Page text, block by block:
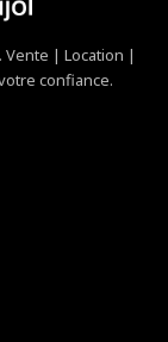
Vente | Location |
confiance.